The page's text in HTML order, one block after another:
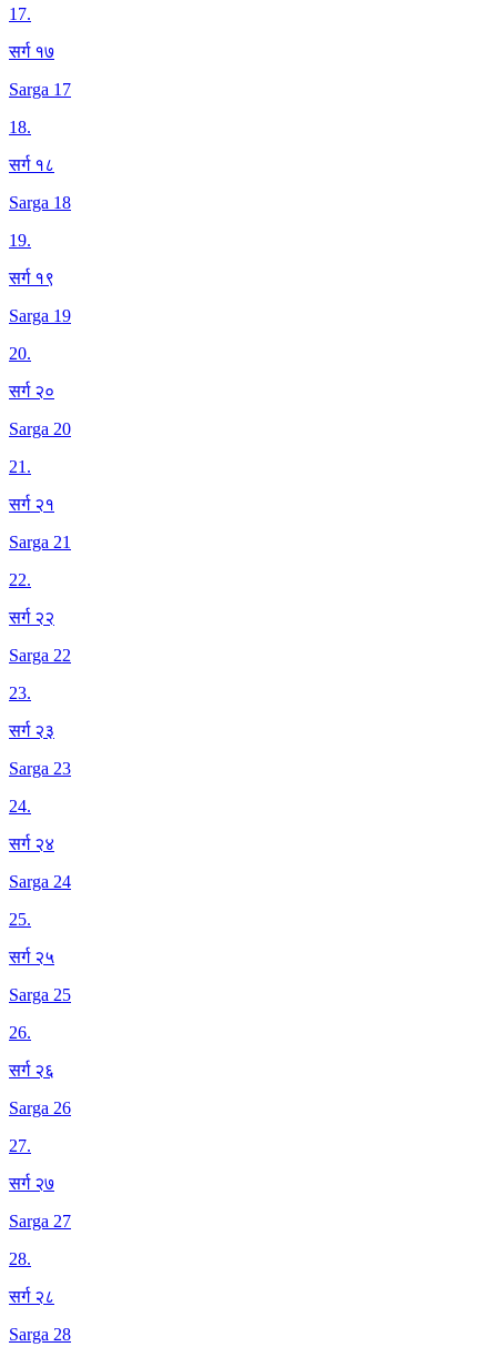
17.
सर्ग १७
Sarga 17
18.
सर्ग १८
Sarga 18
19.
सर्ग १९
Sarga 19
20.
सर्ग २०
Sarga 20
21.
सर्ग २१
Sarga 21
22.
सर्ग २२
Sarga 22
23.
सर्ग २३
Sarga 23
24.
सर्ग २४
Sarga 24
25.
सर्ग २५
Sarga 25
26.
सर्ग २६
Sarga 26
27.
सर्ग २७
Sarga 27
28.
सर्ग २८
Sarga 28